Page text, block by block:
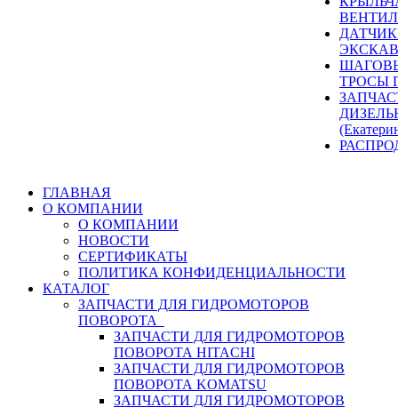
ТРОСЫ
ГЛАВНАЯ
О КОМПАНИИ
О КОМПАНИИ
НОВОСТИ
СЕРТИФИКАТЫ
ПОЛИТИКА КОНФИДЕНЦИАЛЬНОСТИ
КАТАЛОГ
ЗАПЧАСТИ ДЛЯ ГИДРОМОТОРОВ
ПОВОРОТА
ЗАПЧАСТИ ДЛЯ ГИДРОМОТОРОВ
ПОВОРОТА HITACHI
ЗАПЧАСТИ ДЛЯ ГИДРОМОТОРОВ
ПОВОРОТА KOMATSU
ЗАПЧАСТИ ДЛЯ ГИДРОМОТОРОВ